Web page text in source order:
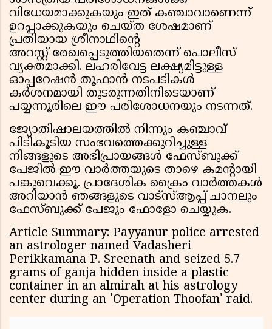
വിധേയമാക്കുകയും ഇത് കഞ്ചാവാണെന്ന്
ഉറപ്പാക്കുകയും ചെയ്ത ശേഷമാണ്
പ്രതിയായ ശ്രീനാഥിന്റെ
അറസ്റ്റ് രേഖപ്പെടുത്തിയതെന്ന് പൊലീസ്
വ്യക്തമാക്കി. ലഹരിവേട്ട ലക്ഷ്യമിട്ടുള്ള
ഓപ്പറേഷൻ തൂഫാൻ നടപടികൾ
കർശനമായി തുടരുന്നതിനിടെയാണ്
പയ്യന്നൂരിലെ ഈ പരിശോധനയും നടന്നത്.
ജ്യോതിഷാലയത്തിൽ നിന്നും കഞ്ചാവ്
പിടികൂടിയ സംഭവത്തെക്കുറിച്ചുള്ള
നിങ്ങളുടെ അഭിപ്രായങ്ങൾ ഫേസ്ബുക്ക്
പേജില്‍ ഈ വാര്‍ത്തയുടെ താഴെ കമന്‍റായി
പങ്കുവെക്കൂ. പ്രാദേശിക ക്രൈം വാർത്തകള്‍
അറിയാൻ ഞങ്ങളുടെ വാട്സ്ആപ്പ് ചാനലും
ഫേസ്ബുക്ക് പേജും ഫോളോ ചെയ്യുക.
Article Summary: Payyanur police arrested
an astrologer named Vadasheri
Perikkamana P. Sreenath and seized 5.7
grams of ganja hidden inside a plastic
container in an almirah at his astrology
center during an 'Operation Thoofan' raid.